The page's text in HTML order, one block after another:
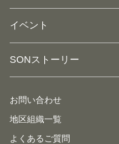
リソースページ
ユニファイドスクール
コーチとして参加
イベント
ナショナルゲームについて
SONストーリー
メディア
お問い合わせ
地区組織一覧
よくあるご質問